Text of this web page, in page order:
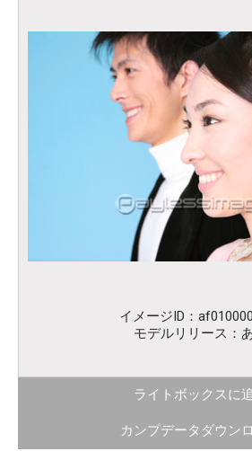
イメージID：
モデルリリース：
ライトボックスに
カンプデータダウン